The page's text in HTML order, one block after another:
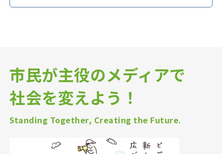
市民が主役のメディアで
社会を変えよう！
Standing Together, Creating the Future.